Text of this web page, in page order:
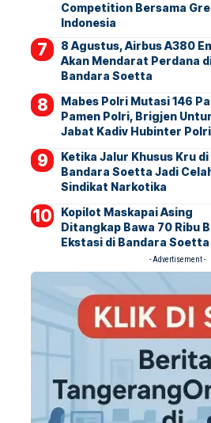
Competition Bersama
Indonesia
8 Agustus, Airbus A380
Akan Mendarat Perdana
Bandara Soetta
Mabes Polri Mutasi 146
Pamen Polri, Brigjen
Jabat Kadiv Hubinter Polri
Ketika Jalur Khusus Kru di
Bandara Soetta Jadi
Sindikat Narkotika
Kopilot Maskapai Asing
Ditangkap Bawa 70 Ribu
Ekstasi di Bandara Soetta
- Advertisement -